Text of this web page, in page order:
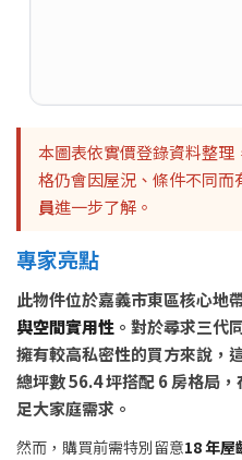
本圖表依實價登錄資料整
格仍會因屋況、條件不同而
員進一步了解。
專家亮點
此物件位於嘉義市東區核心地
與空間實用性 。對於尋求三代
擁有較高私密性的買方來說，
總坪數 56.4 坪搭配 6 房格局
足大家庭需求。
然而，購買前需特別留意18 年屋